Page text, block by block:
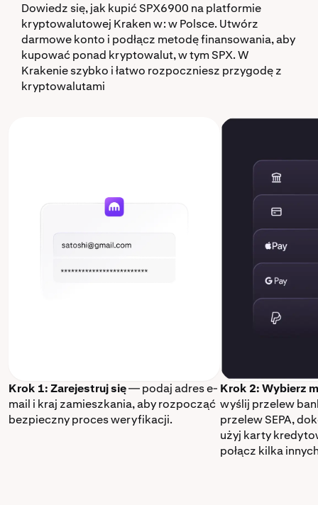
Dowiedz się, jak kupić SPX6900 na platformie
kryptowalutowej Kraken w: w Polsce. Utwórz
darmowe konto i podłącz metodę finansowania, aby
kupować ponad kryptowalut, w tym SPX. W
Krakenie szybko i łatwo rozpoczniesz przygodę z
kryptowalutami
Krok 1: Zarejestruj się— podaj adres e-
mail i kraj zamieszkania, aby rozpocząć
bezpieczny proces weryfikacji.
Krok 2: Wybierz
wyślij przelew
przelew SEPA,
użyj karty
połącz kilka